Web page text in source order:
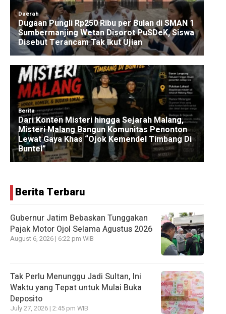
Berita Terbaru
Gubernur Jatim Bebaskan Tunggakan
Pajak Motor Ojol Selama Agustus 2026
August 6, 2026 | 6:22 pm WIB
Tak Perlu Menunggu Jadi Sultan, Ini
Waktu yang Tepat untuk Mulai Buka
Deposito
July 27, 2026 | 2:45 pm WIB